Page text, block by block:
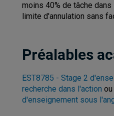
moins 40% de tâche
limite d'annulation sans
Préalables
EST8785 - Stage 2
recherche dans l'action ou
d'enseignement sous